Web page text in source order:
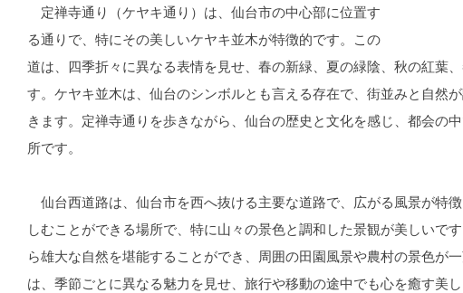
定禅寺通り（ケヤキ通り）は、仙台市の中心部に位置す
る通りで、特にその美しいケヤキ並木が特徴的です。この
道は、四季折々に異なる表情を見せ、春の新緑、夏の緑陰、秋の紅葉
す。ケヤキ並木は、仙台のシンボルとも言える存在で、街並みと自然
きます。定禅寺通りを歩きながら、仙台の歴史と文化を感じ、都会の
所です。
仙台西道路は、仙台市を西へ抜ける主要な道路で、広がる風景が特
しむことができる場所で、特に山々の景色と調和した景観が美しいで
ら雄大な自然を堪能することができ、周囲の田園風景や農村の景色が
は、季節ごとに異なる魅力を見せ、旅行や移動の途中でも心を癒す美し